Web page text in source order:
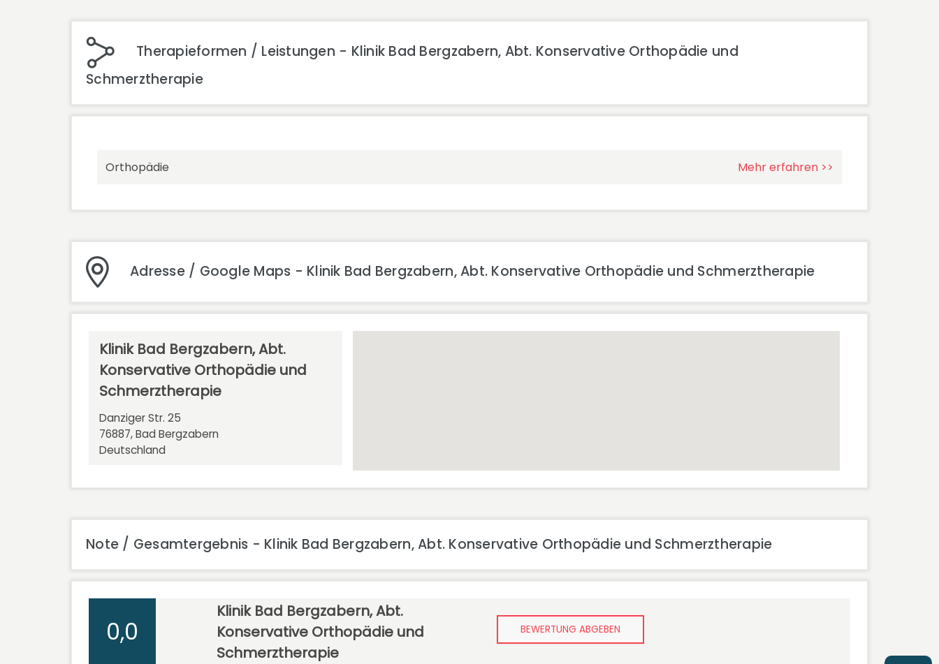
Therapieformen / Leistungen - Klinik Bad Bergzabern, Abt. Konservative Orthopädie und
Schmerztherapie
Orthopädie Mehr erfahren >>
Adresse / Google Maps - Klinik Bad Bergzabern, Abt. Konservative Orthopädie und Schmerztherapie
Klinik Bad Bergzabern, Abt.
Konservative Orthopädie und
Schmerztherapie
Danziger Str. 25
76887, Bad Bergzabern
Deutschland
Note / Gesamtergebnis - Klinik Bad Bergzabern, Abt. Konservative Orthopädie und Schmerztherapie
0,0
Klinik Bad Bergzabern, Abt.
Konservative Orthopädie und
Schmerztherapie
BEWERTUNG ABGEBEN